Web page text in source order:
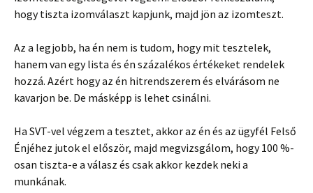
hogy tiszta izomválaszt kapjunk, majd jön az izomteszt.
Az a legjobb, ha én nem is tudom, hogy mit tesztelek,
hanem van egy lista és én százalékos értékeket rendelek
hozzá. Azért hogy az én hitrendszerem és elvárásom ne
kavarjon be. De másképp is lehet csinálni.
Ha SVT-vel végzem a tesztet, akkor az én és az ügyfél Felső
Énjéhez jutok el először, majd megvizsgálom, hogy 100 %-
osan tiszta-e a válasz és csak akkor kezdek neki a
munkának.